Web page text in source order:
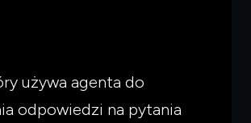
używa agenta do
odpowiedzi na pytania